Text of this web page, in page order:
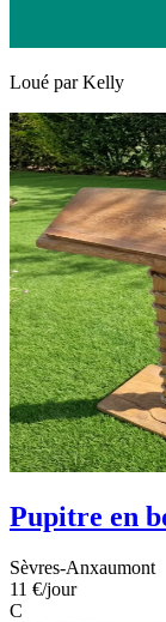
Loué parKelly
Pupitre en
Sèvres-Anxaumont
11 €/jour
C